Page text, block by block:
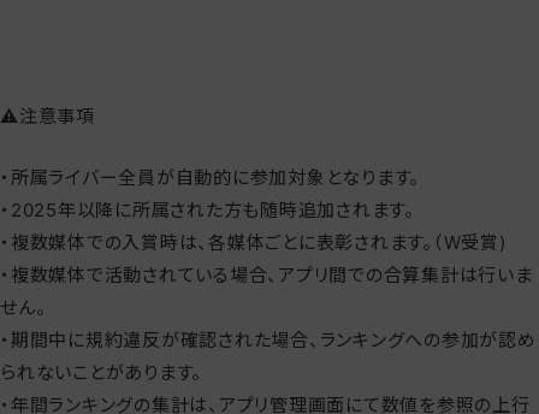
⚠️注意事項
・所属ライバー全員が自動的に参加対象となります。
・2025年以降に所属された方も随時追加されます。
・複数媒体での入賞時は、各媒体ごとに表彰されます。（W受賞)
・複数媒体で活動されている場合、アプリ間での合算集計は行いま
せん。
・期間中に規約違反が確認された場合、ランキングへの参加が認め
られないことがあります。
・年間ランキングの集計は、アプリ管理画面にて数値を参照の上行